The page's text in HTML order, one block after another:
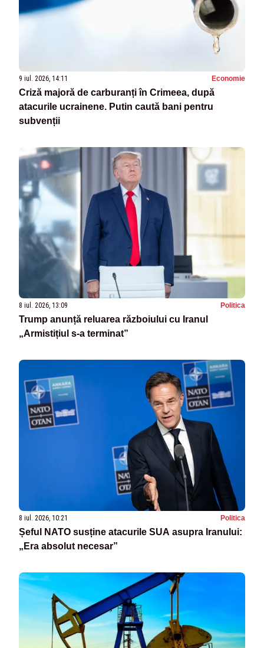
9 iul. 2026, 14:11 Economie
Criză majoră de carburanți în Crimeea, după
atacurile ucrainene. Putin caută bani pentru
subvenții
8 iul. 2026, 13:09 Politica
Trump anunță reluarea războiului cu Iranul
„Armistițiul s-a terminat”
8 iul. 2026, 10:21 Politica
Șeful NATO susține atacurile SUA asupra Iranului:
„Era absolut necesar”